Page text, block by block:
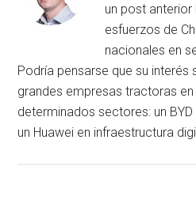
un post
esfuerzos de
nacionales en
Podría pensarse que su interés
grandes empresas tractoras
determinados sectores: un
un Huawei en infraestructura